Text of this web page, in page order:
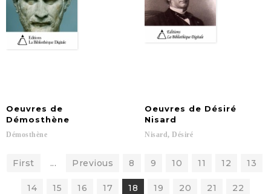
Oeuvres de
Démosthène
Démosthène
Oeuvres de Désiré
Nisard
Nisard, Désiré
First ... Previous 8 9 10 11 12 13
14 15 16 17 18 19 20 21 22